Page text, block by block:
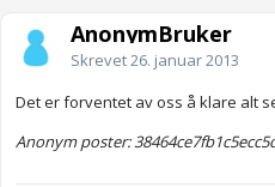
AnonymBruker
Skrevet26. januar 2013
Det er forventet av oss å klare alt
Anonym poster: